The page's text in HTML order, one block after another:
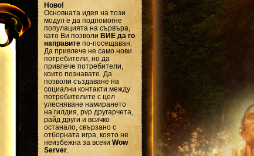
Ново!
Основната идея на този
модул е да подпомогне
популацията на сървъра,
като Ви позволи ВИЕ да го
направитепо-посещаван.
Да привлече не само нови
потребители, но да
привлече потребители,
които познавате. Да
позволи създаване на
социални контакти между
потребителите с цел
улесняване намирането
на гилдия, pvp другарчета,
райд други и всичко
останало, свързано с
отборната игра, която не
неизбежна за всеки Wow
Server.